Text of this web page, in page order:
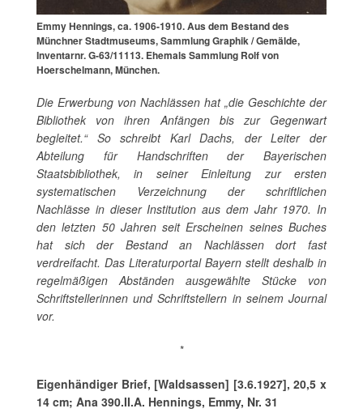
Emmy Hennings, ca. 1906-1910. Aus dem Bestand des
Münchner Stadtmuseums, Sammlung Graphik / Gemälde,
Inventarnr. G-63/11113. Ehemals Sammlung Rolf von
Hoerschelmann, München.
Die Erwerbung von Nachlässen hat „die Geschichte der
Bibliothek von ihren Anfängen bis zur Gegenwart
begleitet.“ So schreibt Karl Dachs, der Leiter der
Abteilung für Handschriften der Bayerischen
Staatsbibliothek, in seiner Einleitung zur ersten
systematischen Verzeichnung der schriftlichen
Nachlässe in dieser Institution aus dem Jahr 1970. In
den letzten 50 Jahren seit Erscheinen seines Buches
hat sich der Bestand an Nachlässen dort fast
verdreifacht. Das Literaturportal Bayern stellt deshalb in
regelmäßigen Abständen ausgewählte Stücke von
Schriftstellerinnen und Schriftstellern in seinem Journal
vor.
*
Eigenhändiger Brief, [Waldsassen] [3.6.1927], 20,5 x
14 cm; Ana 390.II.A. Hennings, Emmy, Nr. 31